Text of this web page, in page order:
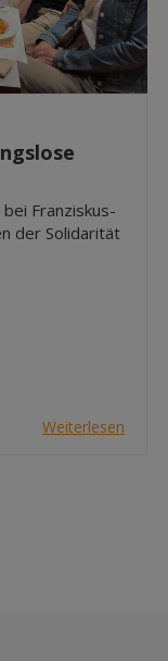
Franziskus-
der Solidarität
Weiterlesen